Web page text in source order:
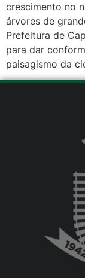
crescimento no
árvores de
Prefeitura de
para dar
paisagismo da